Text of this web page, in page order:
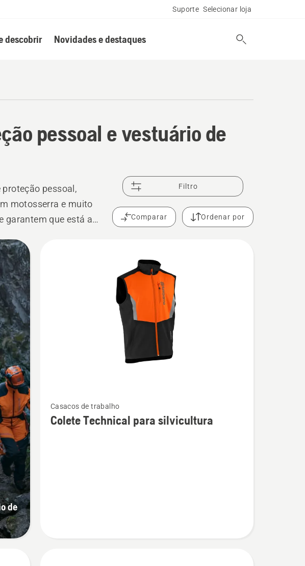
Suporte Selecionar loja
descobrir Novidades e destaques
pessoal e vestuário de
pessoal,
motosserra e muito
garantem que está a
Filtro
Comparar Ordenar por
de
mais
detalhes
Casacos de trabalho
Colete Technical para silvicultura